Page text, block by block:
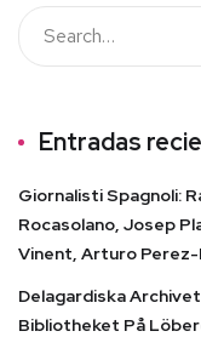
Entradas
Giornalisti Spagnoli:
Rocasolano, Josep
Vinent, Arturo
Delagardiska
Bibliotheket På